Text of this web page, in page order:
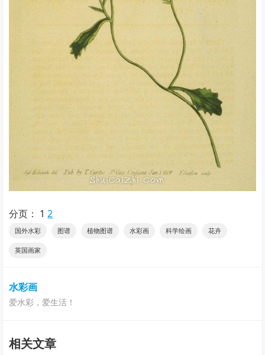
分页： 1 2
国外水彩 图谱 植物图谱 水彩画 科学绘画 花卉
英国画家
水彩画
爱水彩，爱生活！
相关文章